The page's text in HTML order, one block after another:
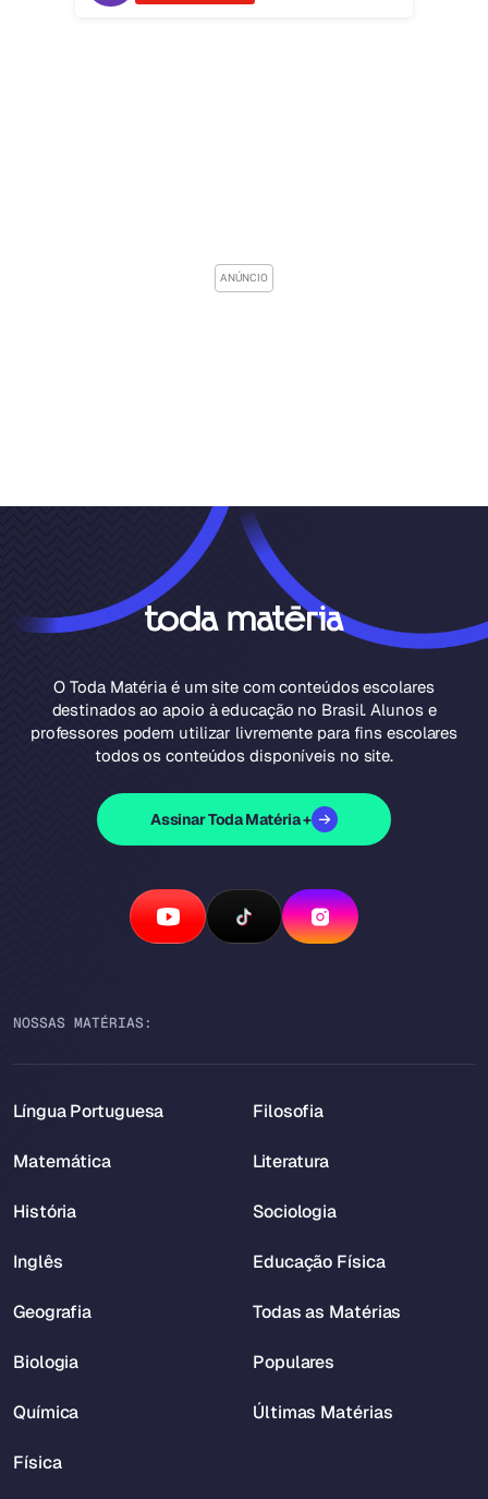
O Toda Matéria é um site com conteúdos escolares
destinados ao apoio à educação no Brasil. Alunos e
professores podem utilizar livremente para fins escolares
todos os conteúdos disponíveis no site.
Assinar Toda Matéria +
NOSSAS MATÉRIAS:
Língua Portuguesa
Matemática
História
Inglês
Geografia
Biologia
Química
Física
Filosofia
Literatura
Sociologia
Educação Física
Todas as Matérias
Populares
Últimas Matérias